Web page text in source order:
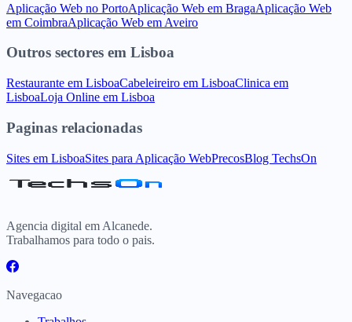
Aplicação Web no PortoAplicação Web em BragaAplicação Web
em CoimbraAplicação Web em Aveiro
Outros sectores em Lisboa
Restaurante em LisboaCabeleireiro em LisboaClinica em
LisboaLoja Online em Lisboa
Paginas relacionadas
Sites em LisboaSites para Aplicação WebPrecosBlog TechsOn
Agencia digital em Alcanede.
Trabalhamos para todo o pais.
Navegacao